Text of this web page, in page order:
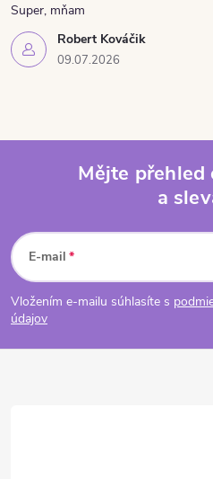
Robert Kováčik
09.07.2026
Super, mňam
Mějte přehled
a
E-mail
Vložením e-mailu súhlasíte s
údajov